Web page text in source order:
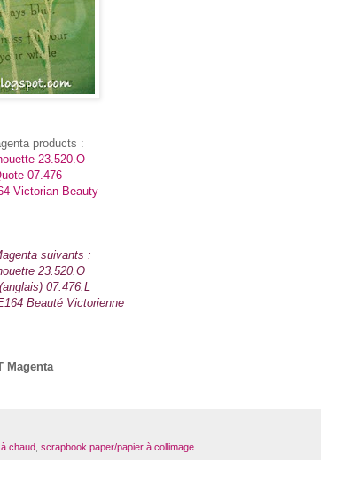
products :
23.520.O
07.476
Victorian Beauty
suivants :
23.520.O
07.476.L
Beauté Victorienne
Magenta
chaud, scrapbook paper/papier à collimage